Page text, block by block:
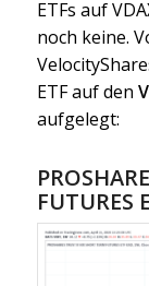
ETFs auf
noch keine.
ETF auf den
aufgelegt:
FUTURES